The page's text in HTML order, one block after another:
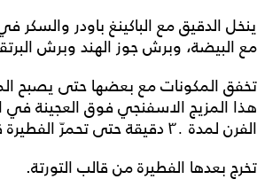
ينخل الدقيق مع الباكينغ باودر والسكر
مع البيضة، وبرش جوز الهند وبرش
تخفق المكونات مع بعضها حتى يصبح
هذا المزيج الاسفنجي فوق العجينة في
الفرن لمدة ٣٠ دقيقة حتى تحمرّ الفطيرة قليلاً.
تخرج بعدها الفطيرة من قالب التورتة.